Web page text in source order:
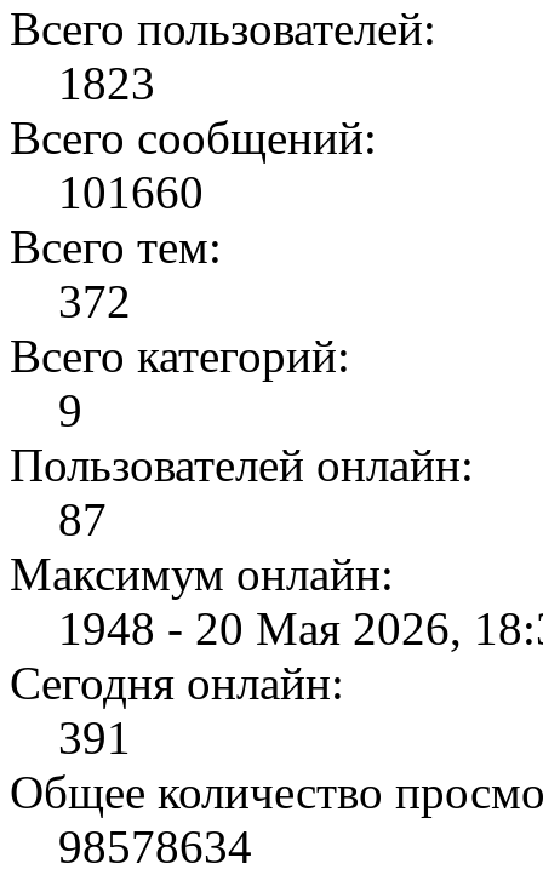
Всего пользователей:
1823
Всего сообщений:
101660
Всего тем:
372
Всего категорий:
9
Пользователей онлайн:
87
Максимум онлайн:
1948 - 20 Мая 2026,
Сегодня онлайн:
391
Общее количество
98578634